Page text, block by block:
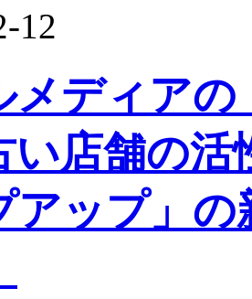
12
メディア
い店舗の
アップ」